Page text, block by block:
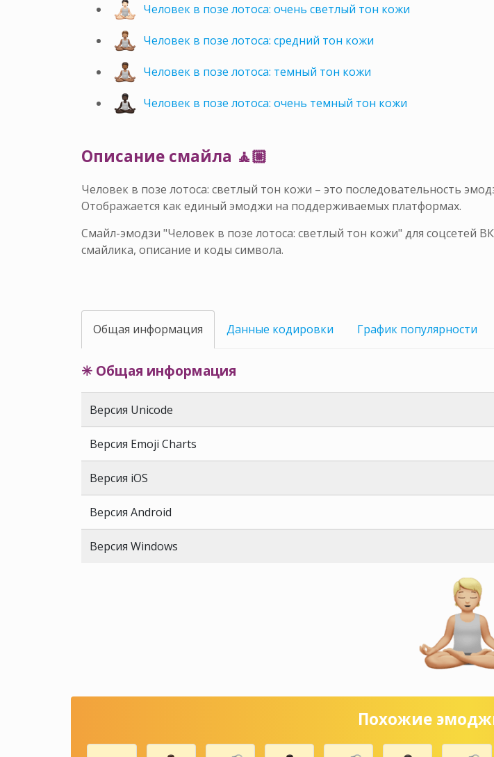
Человек в позе лотоса: очень светлый тон кожи
Человек в позе лотоса: средний тон кожи
Человек в позе лотоса: темный тон кожи
Человек в позе лотоса: очень темный тон кожи
Описание смайла 🧘🏼
Человек в позе лотоса: светлый тон кожи – это последовательность
Отображается как единый эмоджи на поддерживаемых платформах.
Смайл-эмодзи "Человек в позе лотоса: светлый тон кожи" для соцсетей
смайлика, описание и коды символа.
Общая информация Данные кодировки График популярности
✳ Общая информация
Версия Unicode
Версия Emoji Charts
Версия iOS
Версия Android
Версия Windows
Похожие